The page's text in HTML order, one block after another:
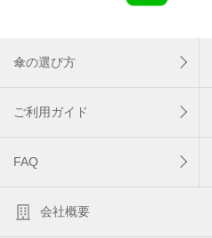
傘の選び方
ご利用ガイド
FAQ
会社概要